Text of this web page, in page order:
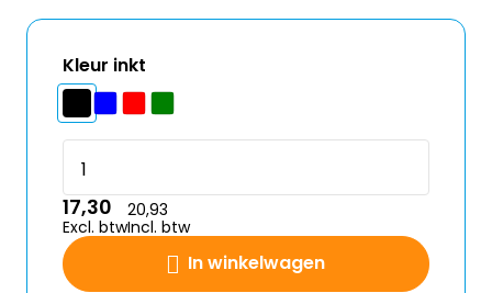
Kleur inkt
In winkelwagen
17,30
Excl. btw
20,93
Incl. btw